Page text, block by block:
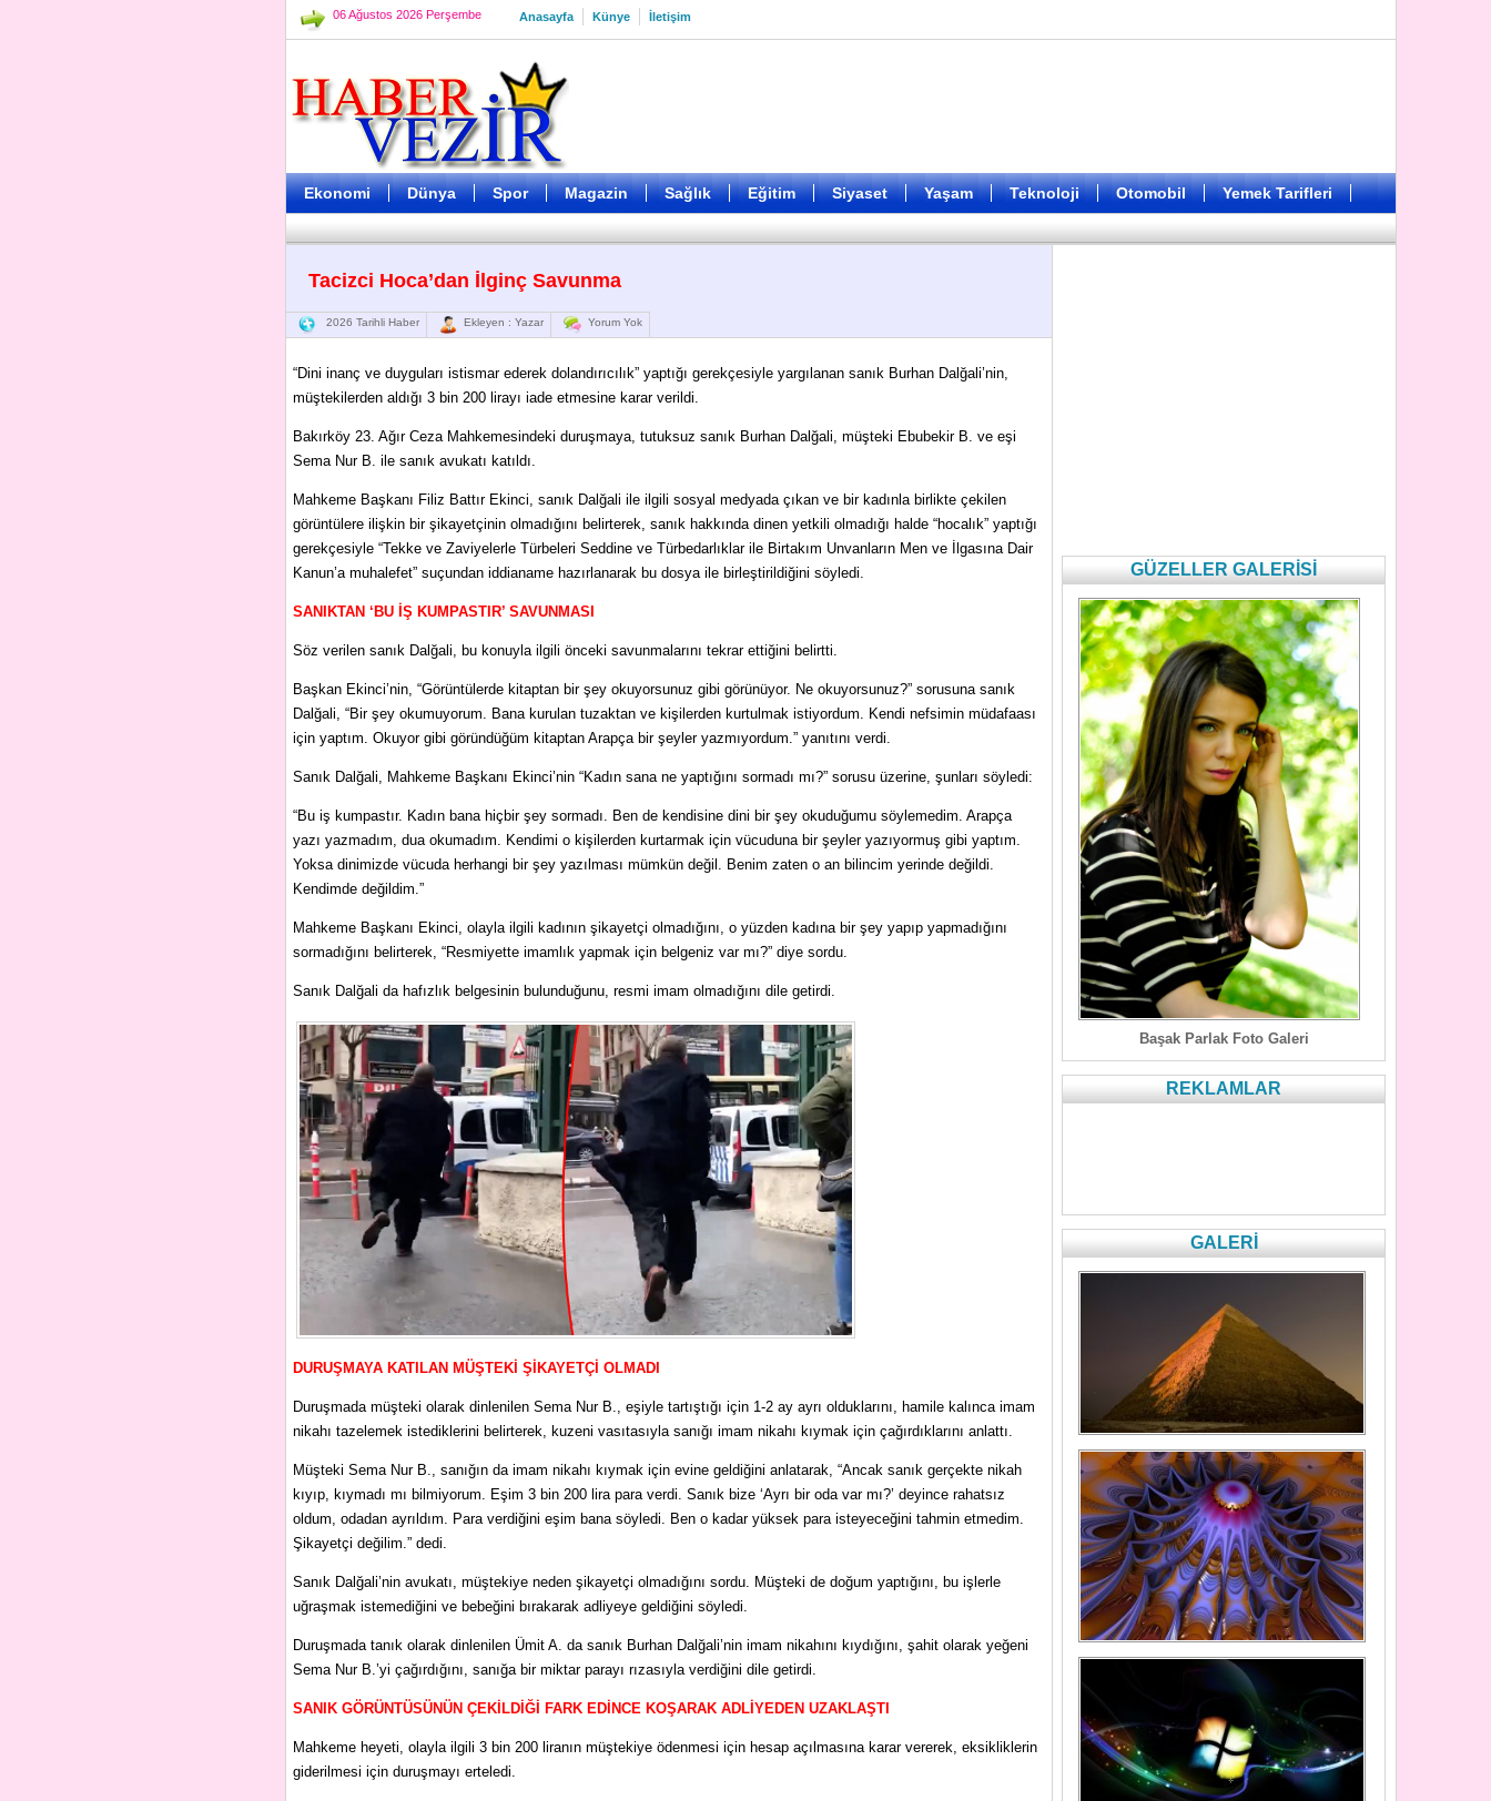
06 Ağustos 2026 Perşembe Anasayfa Künye İletişim
Ekonomi Dünya Spor Magazin Sağlık Eğitim Siyaset Yaşam Teknoloji Otomobil Yemek Tarifleri
Tacizci Hoca’dan İlginç Savunma
2026 Tarihli Haber Ekleyen : Yazar Yorum Yok
“Dini inanç ve duyguları istismar ederek dolandırıcılık” yaptığı gerekçesiyle yargılanan sanık Burhan Dalğali’nin,
müştekilerden aldığı 3 bin 200 lirayı iade etmesine karar verildi.
Bakırköy 23. Ağır Ceza Mahkemesindeki duruşmaya, tutuksuz sanık Burhan Dalğali, müşteki Ebubekir B. ve eşi
Sema Nur B. ile sanık avukatı katıldı.
Mahkeme Başkanı Filiz Battır Ekinci, sanık Dalğali ile ilgili sosyal medyada çıkan ve bir kadınla birlikte çekilen
görüntülere ilişkin bir şikayetçinin olmadığını belirterek, sanık hakkında dinen yetkili olmadığı halde “hocalık” yaptığı
gerekçesiyle “Tekke ve Zaviyelerle Türbeleri Seddine ve Türbedarlıklar ile Birtakım Unvanların Men ve İlgasına Dair
Kanun’a muhalefet” suçundan iddianame hazırlanarak bu dosya ile birleştirildiğini söyledi.
SANIKTAN ‘BU İŞ KUMPASTIR’ SAVUNMASI
Söz verilen sanık Dalğali, bu konuyla ilgili önceki savunmalarını tekrar ettiğini belirtti.
Başkan Ekinci’nin, “Görüntülerde kitaptan bir şey okuyorsunuz gibi görünüyor. Ne okuyorsunuz?” sorusuna sanık
Dalğali, “Bir şey okumuyorum. Bana kurulan tuzaktan ve kişilerden kurtulmak istiyordum. Kendi nefsimin müdafaası
için yaptım. Okuyor gibi göründüğüm kitaptan Arapça bir şeyler yazmıyordum.” yanıtını verdi.
Sanık Dalğali, Mahkeme Başkanı Ekinci’nin “Kadın sana ne yaptığını sormadı mı?” sorusu üzerine, şunları söyledi:
“Bu iş kumpastır. Kadın bana hiçbir şey sormadı. Ben de kendisine dini bir şey okuduğumu söylemedim. Arapça
yazı yazmadım, dua okumadım. Kendimi o kişilerden kurtarmak için vücuduna bir şeyler yazıyormuş gibi yaptım.
Yoksa dinimizde vücuda herhangi bir şey yazılması mümkün değil. Benim zaten o an bilincim yerinde değildi.
Kendimde değildim.”
Mahkeme Başkanı Ekinci, olayla ilgili kadının şikayetçi olmadığını, o yüzden kadına bir şey yapıp yapmadığını
sormadığını belirterek, “Resmiyette imamlık yapmak için belgeniz var mı?” diye sordu.
Sanık Dalğali da hafızlık belgesinin bulunduğunu, resmi imam olmadığını dile getirdi.
DURUŞMAYA KATILAN MÜŞTEKİ ŞİKAYETÇİ OLMADI
Duruşmada müşteki olarak dinlenilen Sema Nur B., eşiyle tartıştığı için 1-2 ay ayrı olduklarını, hamile kalınca imam
nikahı tazelemek istediklerini belirterek, kuzeni vasıtasıyla sanığı imam nikahı kıymak için çağırdıklarını anlattı.
Müşteki Sema Nur B., sanığın da imam nikahı kıymak için evine geldiğini anlatarak, “Ancak sanık gerçekte nikah
kıyıp, kıymadı mı bilmiyorum. Eşim 3 bin 200 lira para verdi. Sanık bize ‘Ayrı bir oda var mı?’ deyince rahatsız
oldum, odadan ayrıldım. Para verdiğini eşim bana söyledi. Ben o kadar yüksek para isteyeceğini tahmin etmedim.
Şikayetçi değilim.” dedi.
Sanık Dalğali’nin avukatı, müştekiye neden şikayetçi olmadığını sordu. Müşteki de doğum yaptığını, bu işlerle
uğraşmak istemediğini ve bebeğini bırakarak adliyeye geldiğini söyledi.
Duruşmada tanık olarak dinlenilen Ümit A. da sanık Burhan Dalğali’nin imam nikahını kıydığını, şahit olarak yeğeni
Sema Nur B.’yi çağırdığını, sanığa bir miktar parayı rızasıyla verdiğini dile getirdi.
SANIK GÖRÜNTÜSÜNÜN ÇEKİLDİĞİ FARK EDİNCE KOŞARAK ADLİYEDEN UZAKLAŞTI
Mahkeme heyeti, olayla ilgili 3 bin 200 liranın müştekiye ödenmesi için hesap açılmasına karar vererek, eksikliklerin
giderilmesi için duruşmayı erteledi.
GÜZELLER GALERİSİ
Başak Parlak Foto Galeri
REKLAMLAR
GALERİ